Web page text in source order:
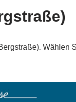
Wählen